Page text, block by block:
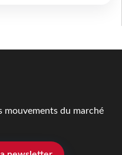
mouvements du marché